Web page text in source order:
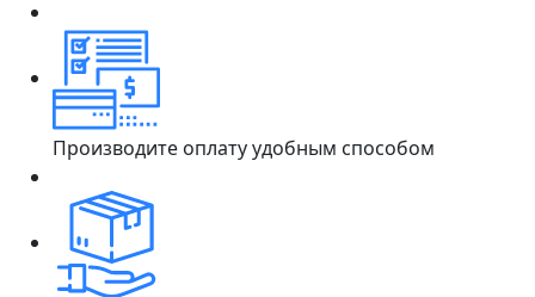
Производите оплату удобным способом